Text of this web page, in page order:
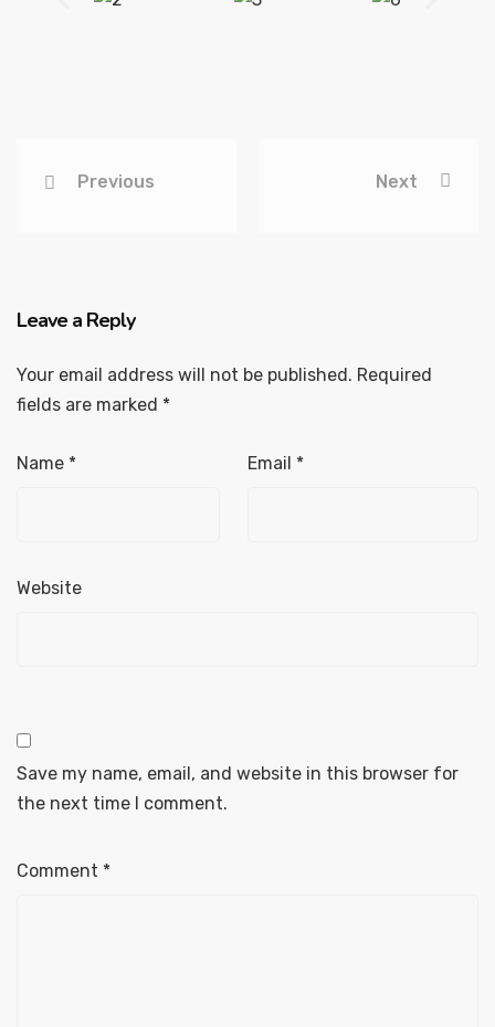
Previous Next
Leave a Reply
Your email address will not be published. Required
fields are marked *
Name * Email *
Website
Save my name, email, and website in this browser for
the next time I comment.
Comment *